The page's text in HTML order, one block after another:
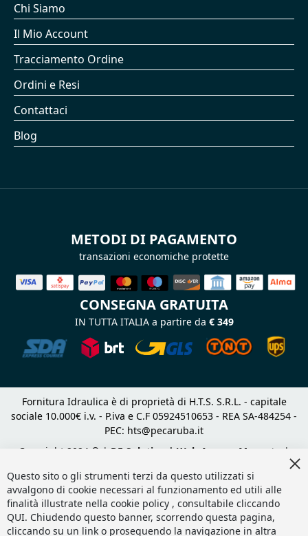
Chi Siamo
Il Mio Account
Tracciamento Ordine
Ordini e Resi
Contattaci
Blog
METODI DI PAGAMENTO
transazioni economiche protette
CONSEGNA GRATUITA
IN TUTTA ITALIA a partire da € 349
Fornitura Idraulica è di proprietà di H.T.S. S.R.L. - capitale
sociale 10.000€ i.v. - P.iva e C.F 05924510653 - REA SA-484254 -
PEC: hts@pecaruba.it
Copyright 2024 © | DF Solution | Web Agency Magento
|
Questo sito o gli strumenti terzi da questo utilizzati si
avvalgono di cookie necessari al funzionamento ed utili alle
finalità illustrate nella cookie policy , consultabile cliccando
QUI. Chiudendo questo banner, scorrendo questa pagina,
cliccando su un link o proseguendo la navigazione in altra